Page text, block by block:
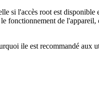
si l'accès root est
de
ile est recommandé aux